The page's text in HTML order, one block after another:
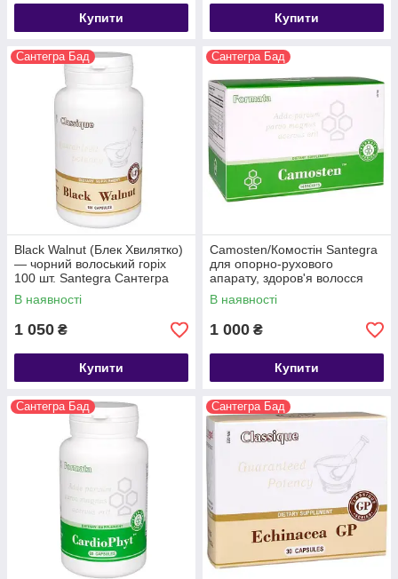
Купити Купити
Сантегра Бад
Black Walnut (Блек Хвилятко)
— чорний волоський горіх
100 шт. Santegra Сантегра
(США)
В наявності
1 050 ₴
Купити
Сантегра Бад
Camosten/Комостін Santegra
для опорно-рухового
апарату, здоров'я волосся
нігтів зубів і ясен
В наявності
1 000 ₴
Купити
Сантегра Бад Сантегра Бад